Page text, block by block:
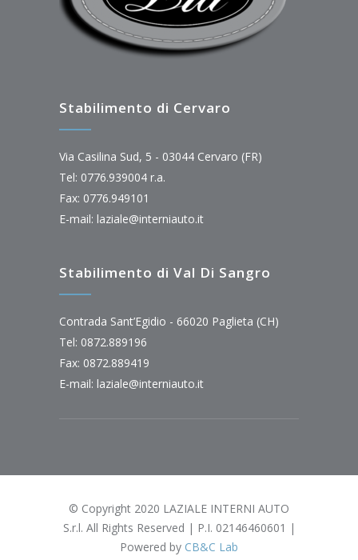
Stabilimento di Cervaro
Via Casilina Sud, 5 - 03044 Cervaro (FR)
Tel: 0776.939004 r.a.
Fax: 0776.949101
E-mail: laziale@interniauto.it
Stabilimento di Val Di Sangro
Contrada Sant’Egidio - 66020 Paglieta (CH)
Tel: 0872.889196
Fax: 0872.889419
E-mail: laziale@interniauto.it
© Copyright 2020 LAZIALE INTERNI AUTO
S.r.l. All Rights Reserved | P.I. 02146460601 |
Powered by CB&C Lab